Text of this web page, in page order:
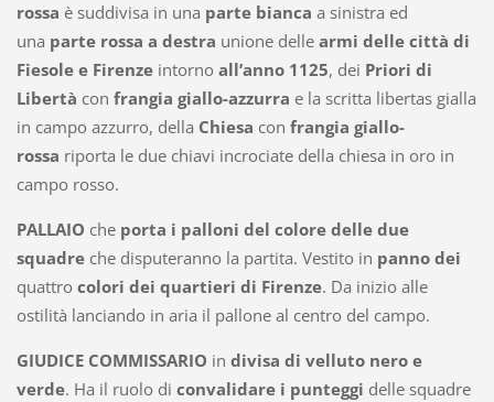
rossa è suddivisa in una parte bianca a sinistra ed
una parte rossa a destra unione delle armi delle città di
Fiesole e Firenzeintorno all’anno 1125, dei Priori di
Libertà con frangia giallo-azzurra e la scritta libertas gialla
in campo azzurro, della Chiesa con frangia giallo-
rossa riporta le due chiavi incrociate della chiesa in oro in
campo rosso.
PALLAIO che porta i palloni del colore delle due
squadreche disputeranno la partita. Vestito in panno dei
quattro colori dei quartieri di Firenze. Da inizio alle
ostilità lanciando in aria il pallone al centro del campo.
GIUDICE COMMISSARIO in divisa di velluto nero e
verde. Ha il ruolo di convalidare i punteggi delle squadre